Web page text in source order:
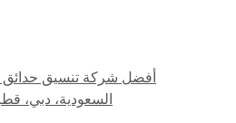
أفضل شركة تنسيق حدائق
السعودية، دبي،